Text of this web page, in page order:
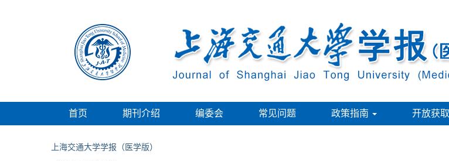
首页 期刊介绍 编委会 常见问题 政策指南 开放获
上海交通大学学报（医学版）